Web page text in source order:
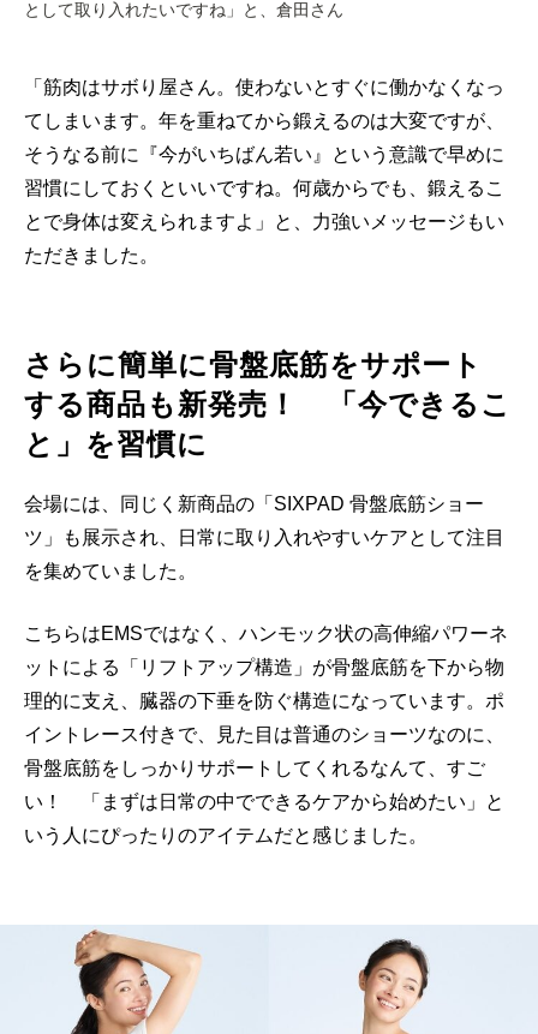
として取り入れたいですね」と、倉田さん
「筋肉はサボり屋さん。使わないとすぐに働かなくなっ
てしまいます。年を重ねてから鍛えるのは大変ですが、
そうなる前に『今がいちばん若い』という意識で早めに
習慣にしておくといいですね。何歳からでも、鍛えるこ
とで身体は変えられますよ」と、力強いメッセージもい
ただきました。
さらに簡単に骨盤底筋をサポート
する商品も新発売！ 「今できるこ
と」を習慣に
会場には、同じく新商品の「SIXPAD 骨盤底筋ショー
ツ」も展示され、日常に取り入れやすいケアとして注目
を集めていました。
こちらはEMSではなく、ハンモック状の高伸縮パワーネ
ットによる「リフトアップ構造」が骨盤底筋を下から物
理的に支え、臓器の下垂を防ぐ構造になっています。ポ
イントレース付きで、見た目は普通のショーツなのに、
骨盤底筋をしっかりサポートしてくれるなんて、すご
い！ 「まずは日常の中でできるケアから始めたい」と
いう人にぴったりのアイテムだと感じました。